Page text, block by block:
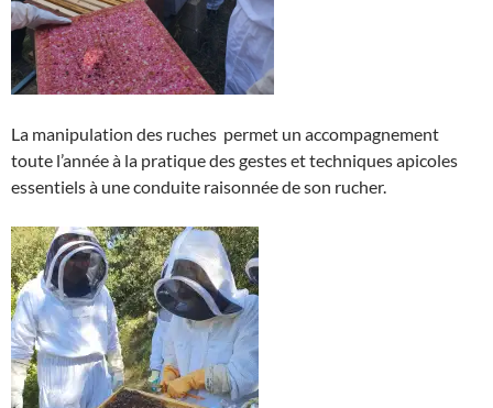
La manipulation des ruches permet un accompagnement
toute l’année à la pratique des gestes et techniques apicoles
essentiels à une conduite raisonnée de son rucher.